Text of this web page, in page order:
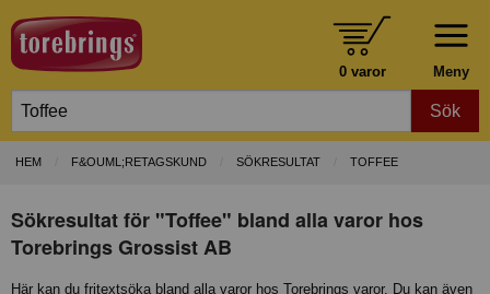
Meny
0 varor
Sök
HEM F&OUML;RETAGSKUND SÖKRESULTAT TOFFEE
Sökresultat för "Toffee" bland alla varor hos
Torebrings Grossist AB
Här kan du fritextsöka bland alla varor hos Torebrings varor. Du kan även